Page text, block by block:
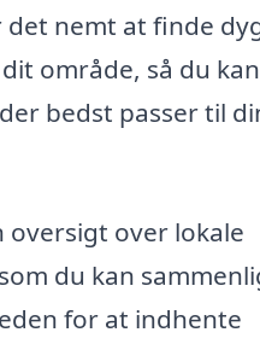
nemt at finde
område, så du
bedst passer til
oversigt over lokale
du kan
for at indhente